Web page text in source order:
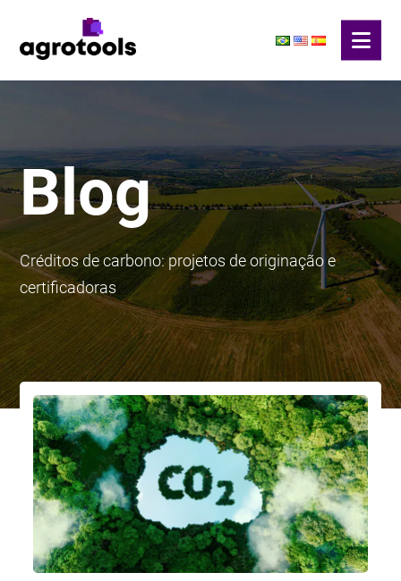
Blog
Créditos de carbono: projetos de originação e
certificadoras